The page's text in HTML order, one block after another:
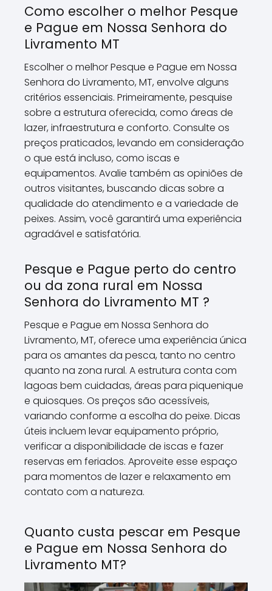
Como escolher o melhor Pesque
e Pague em Nossa Senhora do
Livramento MT
Escolher o melhor Pesque e Pague em Nossa
Senhora do Livramento, MT, envolve alguns
critérios essenciais. Primeiramente, pesquise
sobre a estrutura oferecida, como áreas de
lazer, infraestrutura e conforto. Consulte os
preços praticados, levando em consideração
o que está incluso, como iscas e
equipamentos. Avalie também as opiniões de
outros visitantes, buscando dicas sobre a
qualidade do atendimento e a variedade de
peixes. Assim, você garantirá uma experiência
agradável e satisfatória.
Pesque e Pague perto do centro
ou da zona rural em Nossa
Senhora do Livramento MT ?
Pesque e Pague em Nossa Senhora do
Livramento, MT, oferece uma experiência única
para os amantes da pesca, tanto no centro
quanto na zona rural. A estrutura conta com
lagoas bem cuidadas, áreas para piquenique
e quiosques. Os preços são acessíveis,
variando conforme a escolha do peixe. Dicas
úteis incluem levar equipamento próprio,
verificar a disponibilidade de iscas e fazer
reservas em feriados. Aproveite esse espaço
para momentos de lazer e relaxamento em
contato com a natureza.
Quanto custa pescar em Pesque
e Pague em Nossa Senhora do
Livramento MT?